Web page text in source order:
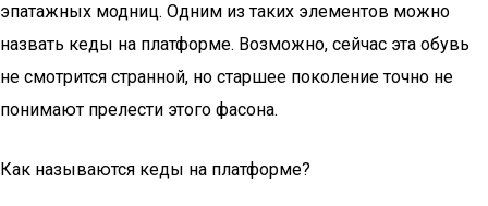
эпатажных модниц. Одним из таких элементов можно
назвать кеды на платформе. Возможно, сейчас эта обувь
не смотрится странной, но старшее поколение точно не
понимают прелести этого фасона.
Как называются кеды на платформе?